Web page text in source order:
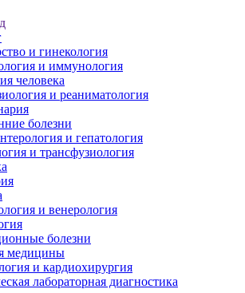
и гинекология
и иммунология
человека
и реаниматология
болезни
и гепатология
и трансфузиология
и венерология
болезни
медицины
и кардиохирургия
лабораторная диагностика